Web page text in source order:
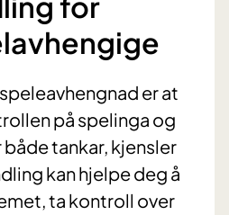
er at
på spelinga og
tankar, kjensler
kan hjelpe deg å
ta kontroll over